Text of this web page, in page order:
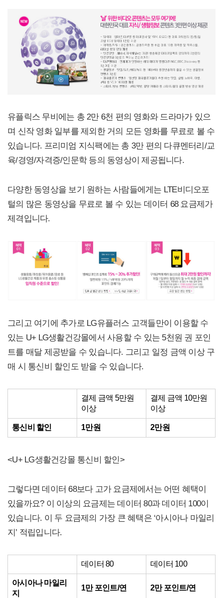
유플릭스 무비에는 총 2만 6천 편의 영화와 드라마가 있으
며 신작 영화 일부를 제외한 거의 모든 영화를 무료로 볼 수
있습니다. 프리미엄 지식팩에는 총 3만 편의 다큐멘터리/교
육/경영/자격증/인문학 등의 동영상이 제공됩니다.
다양한 동영상을 보기 원하는 사람들에게는 LTE비디오포
털의 많은 동영상을 무료로 볼 수 있는 데이터 68 요금제가
제격입니다.
그리고 여기에 추가로 LG유플러스 고객들만이 이용할 수
있는 U+ LG생활건강몰에서 사용할 수 있는 5천원 권 포인
트를 매달 제공받을 수 있습니다. 그리고 일정 금액 이상 구
매 시 통신비 할인도 받을 수 있습니다.
결제 금액 5만원
이상
결제 금액 10만원
이상
통신비 할인 1만원 2만원
<U+ LG생활건강몰 통신비 할인>
그렇다면 데이터 68보다 고가 요금제에서는 어떤 혜택이
있을까요? 이 이상의 요금제는 데이터 80과 데이터 100이
있습니다. 이 두 요금제의 가장 큰 혜택은 ‘아시아나 마일리
지’ 적립입니다.
데이터 80 데이터 100
아시아나 마일리
지
1만 포인트/연 2만 포인트/연